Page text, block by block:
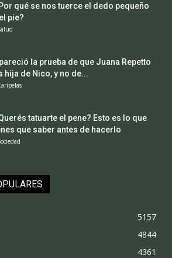
qué se nos tuerce el dedo pequeño
pie?
la prueba de que Juana Repetto
hija de Nico, y no de...
tatuarte el pene? Esto es lo que
que saber antes de hacerlo
5157
4844
4361